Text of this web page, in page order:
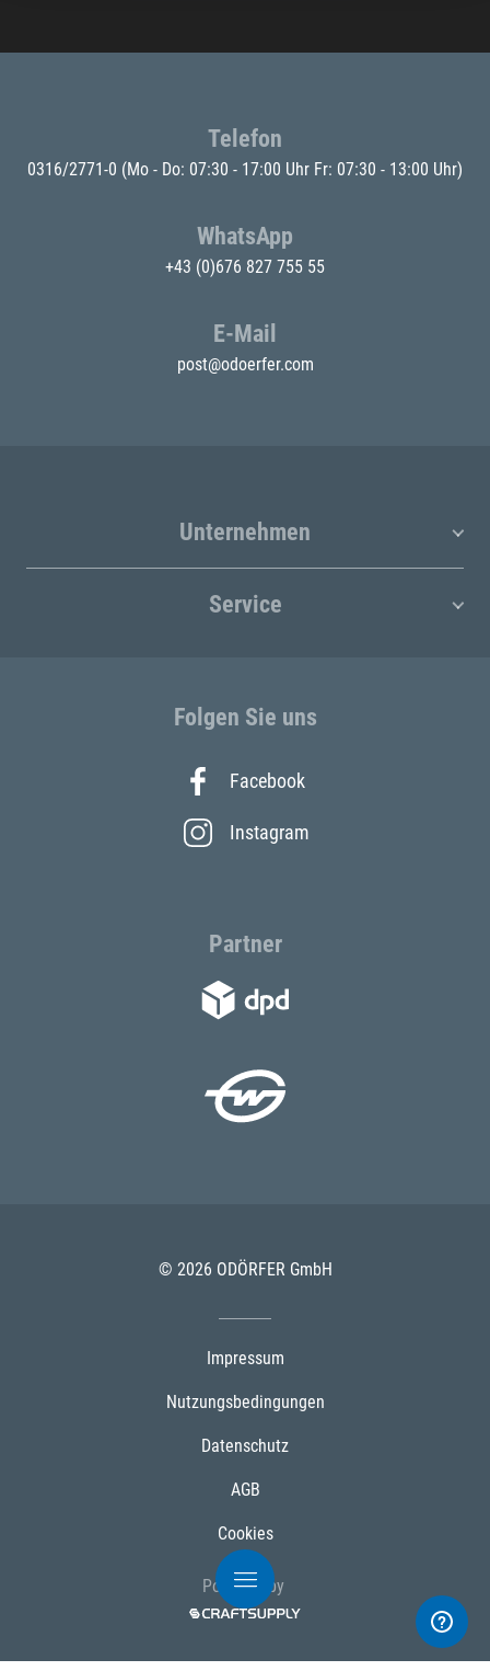
Telefon
0316/2771-0 (Mo - Do: 07:30 - 17:00 Uhr Fr: 07:30 - 13:00 Uhr)
WhatsApp
+43 (0)676 827 755 55
E-Mail
post@odoerfer.com
Unternehmen
Service
Folgen Sie uns
Facebook
Instagram
Partner
© 2026 ODÖRFER GmbH
Impressum
Nutzungsbedingungen
Datenschutz
AGB
Cookies
Powered by